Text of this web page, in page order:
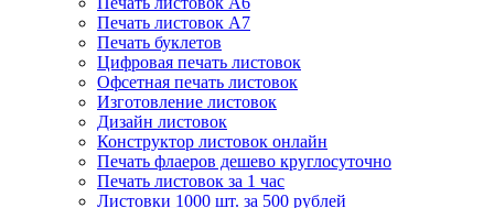
Печать листовок А7
Печать буклетов
Цифровая печать листовок
Офсетная печать листовок
Изготовление листовок
Дизайн листовок
Конструктор листовок онлайн
Печать флаеров дешево круглосуточно
Печать листовок за 1 час
Листовки 1000 шт. за 500 рублей